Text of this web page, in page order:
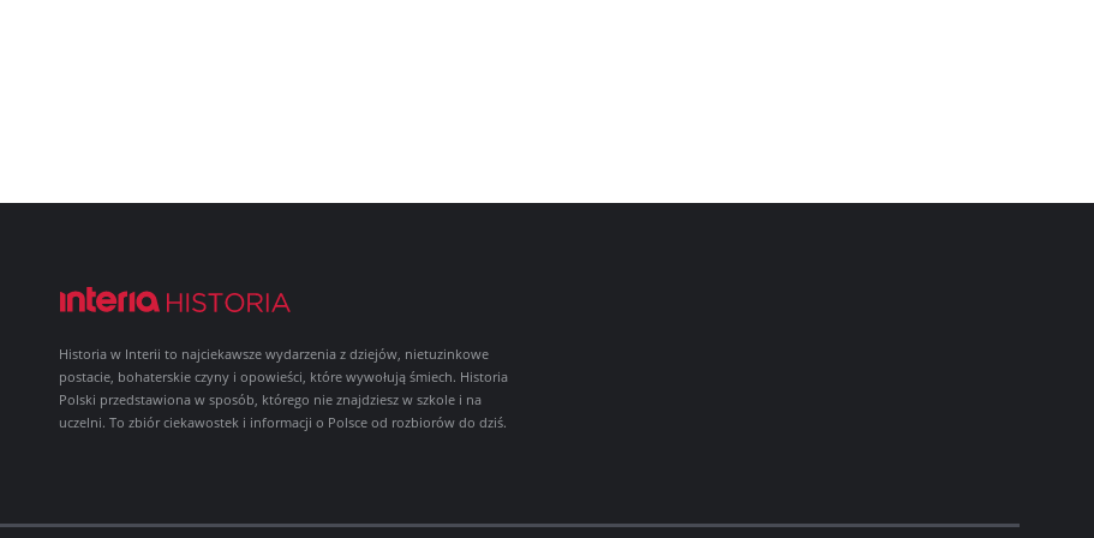
Historia w Interii to najciekawsze wydarzenia z dziejów, nietuzinkowe
postacie, bohaterskie czyny i opowieści, które wywołują śmiech. Historia
Polski przedstawiona w sposób, którego nie znajdziesz w szkole i na
uczelni. To zbiór ciekawostek i informacji o Polsce od rozbiorów do dziś.